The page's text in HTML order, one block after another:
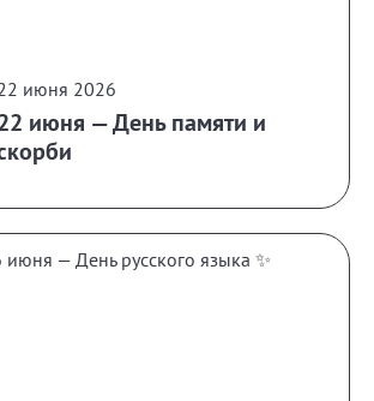
июня 2026
июня — День памяти и